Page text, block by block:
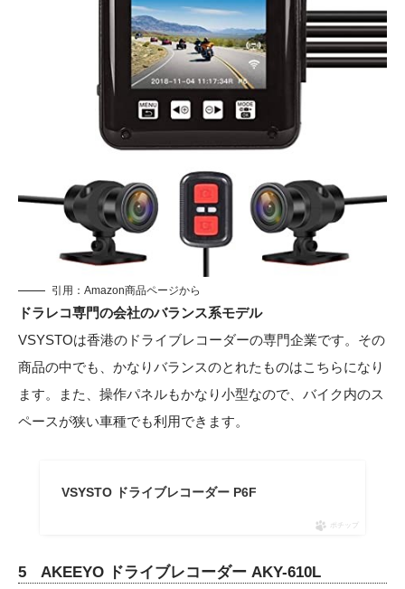
引用： Amazon商品ページから
ドラレコ専門の会社のバランス系モデル
VSYSTOは香港のドライブレコーダーの専門企業です。その
商品の中でも、かなりバランスのとれたものはこちらになり
ます。また、操作パネルもかなり小型なので、バイク内のス
ペースが狭い車種でも利用できます。
VSYSTO ドライブレコーダー P6F
ポチップ
5 AKEEYO ドライブレコーダー AKY-610L